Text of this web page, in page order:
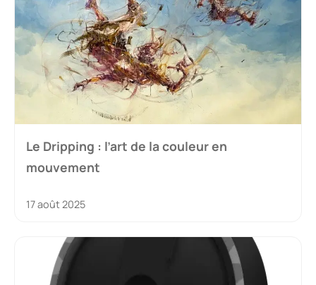
Le Dripping : l’art de la couleur en
mouvement
17 août 2025